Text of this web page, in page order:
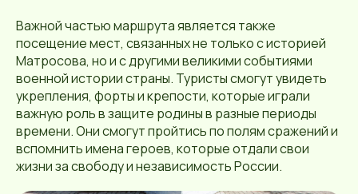
Важной частью маршрута является также
посещение мест, связанных не только с историей
Матросова, но и с другими великими событиями
военной истории страны. Туристы смогут увидеть
укрепления, форты и крепости, которые играли
важную роль в защите родины в разные периоды
времени. Они смогут пройтись по полям сражений и
вспомнить имена героев, которые отдали свои
жизни за свободу и независимость России.